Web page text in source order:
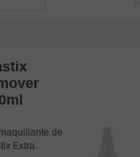
de
Extra.